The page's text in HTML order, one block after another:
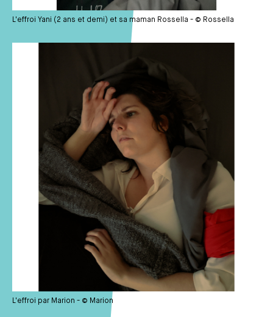
L'effroi Yani (2 ans et demi) et sa maman Rossella - © Rossella
L'effroi par Marion - © Marion